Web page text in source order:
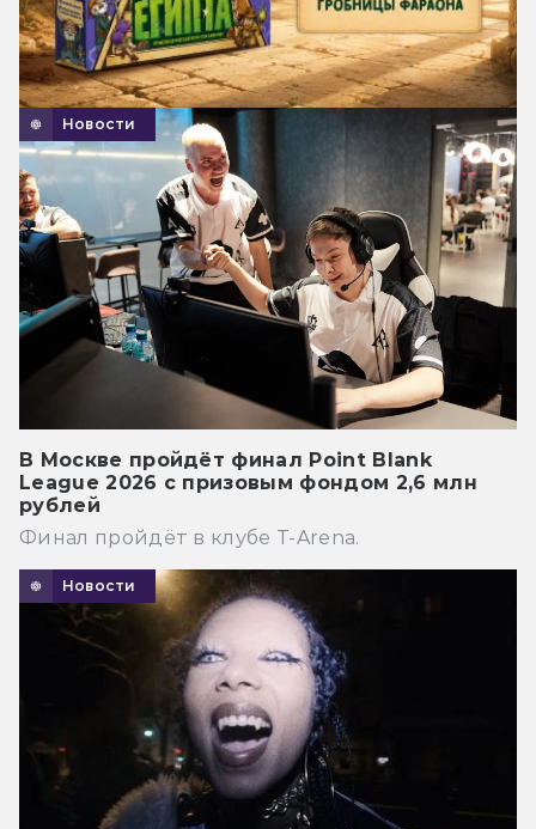
Новости
В Москве пройдёт финал Point Blank
League 2026 с призовым фондом 2,6 млн
рублей
Финал пройдёт в клубе T-Arena.
Новости